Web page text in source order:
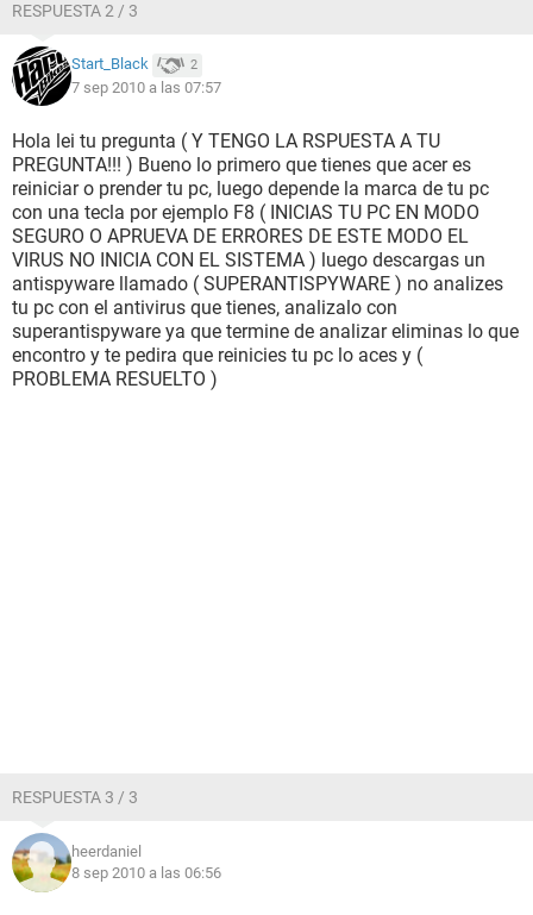
RESPUESTA 2 / 3
Start_Black 2
7 sep 2010 a las 07:57
Hola lei tu pregunta ( Y TENGO LA RSPUESTA A TU
PREGUNTA!!! ) Bueno lo primero que tienes que acer es
reiniciar o prender tu pc, luego depende la marca de tu pc
con una tecla por ejemplo F8 ( INICIAS TU PC EN MODO
SEGURO O APRUEVA DE ERRORES DE ESTE MODO EL
VIRUS NO INICIA CON EL SISTEMA ) luego descargas un
antispyware llamado ( SUPERANTISPYWARE ) no analizes
tu pc con el antivirus que tienes, analizalo con
superantispyware ya que termine de analizar eliminas lo que
encontro y te pedira que reinicies tu pc lo aces y (
PROBLEMA RESUELTO )
RESPUESTA 3 / 3
heerdaniel
8 sep 2010 a las 06:56